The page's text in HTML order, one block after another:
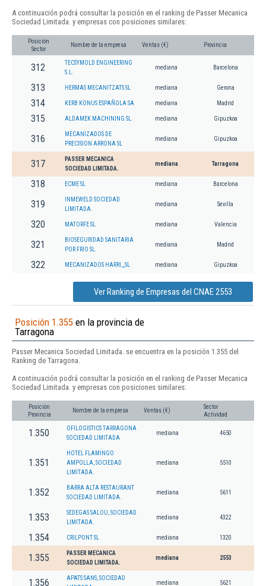
A continuación podrá consultar la posición en el ranking de Passer Mecanica
Sociedad Limitada. y empresas con posiciones similares:
Posición
Sector
Nombre de la empresa Ventas (€) Provincia
312
TECSYMOLD ENGINEERING
S.L.
mediana Barcelona
313 HERMAS MECANITZATS SL mediana Gerona
314 KERB KONUS ESPAÑOLA SA mediana Madrid
315 ALDAMEK MACHINING SL. mediana Gipuzkoa
316
MECANIZADOS DE
PRECISION ARRONA SL
mediana Gipuzkoa
317
PASSER MECANICA
SOCIEDAD LIMITADA.
mediana Tarragona
318 ECME SL mediana Barcelona
319
INMEWELD SOCIEDAD
LIMITADA.
mediana Sevilla
320 MATORFE SL mediana Valencia
321
BIOSEGURIDAD SANITARIA
POR FRIO SL.
mediana Madrid
322 MECANIZADOS HARRI,,,SL mediana Gipuzkoa
Ver Ranking de Empresas del CNAE 2553
Posición 1.355 en la provincia de
Tarragona
Passer Mecanica Sociedad Limitada. se encuentra en la posición 1.355 del
Ranking de Tarragona.
A continuación podrá consultar la posición en el ranking de Passer Mecanica
Sociedad Limitada. y empresas con posiciones similares:
Posición
Provincia
Nombre de la empresa Ventas (€)
Sector
Actividad
1.350
OFILOGISTICS TARRAGONA
SOCIEDAD LIMITADA
mediana 4650
1.351
HOTEL FLAMINGO
AMPOLLA, SOCIEDAD
LIMITADA.
mediana 5510
1.352
BARRA ALTA RESTAURANT
SOCIEDAD LIMITADA.
mediana 5611
1.353
SEDEGAS SALOU, SOCIEDAD
LIMITADA.
mediana 4322
1.354 CRILPONT SL mediana 1320
1.355
PASSER MECANICA
SOCIEDAD LIMITADA.
mediana 2553
1.356
APATS SANS, SOCIEDAD
mediana 5621